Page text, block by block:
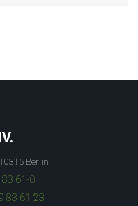
Berlin
83 61-0
83 61-23